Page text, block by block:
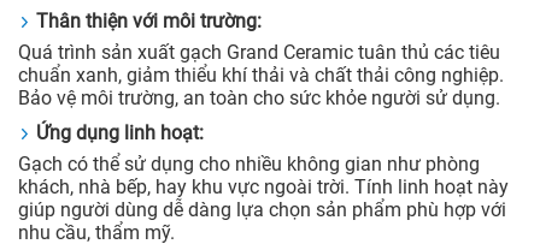
Thân thiện với môi trường:
Quá trình sản xuất gạch Grand Ceramic tuân thủ các tiêu
chuẩn xanh, giảm thiểu khí thải và chất thải công nghiệp.
Bảo vệ môi trường, an toàn cho sức khỏe người sử dụng.
Ứng dụng linh hoạt:
Gạch có thể sử dụng cho nhiều không gian như phòng
khách, nhà bếp, hay khu vực ngoài trời. Tính linh hoạt này
giúp người dùng dễ dàng lựa chọn sản phẩm phù hợp với
nhu cầu, thẩm mỹ.